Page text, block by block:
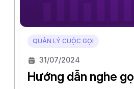
QUẢN LÝ CUỘC GỌI
31/07/2024
Hướng dẫn nghe